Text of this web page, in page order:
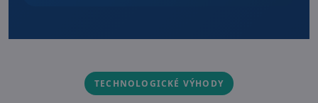
TECHNOLOGICKÉ VÝHODY